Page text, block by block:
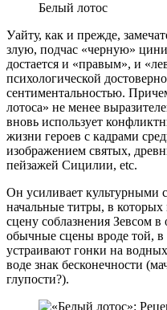
Белый лотос
Уайту, как и прежде,
злую, подчас «черную»
достается и «правым», и
психологической
сентиментальностью.
лотоса» не менее
вновь использует
жизни героев с кадрами
изображением святых,
пейзажей Сицилии, etc.
Он усиливает культурными
начальные титры, в
сцену соблазнения Зевсом
обычные сцены вроде той,
устраивают гонки на
воде знак бесконечности
глупости?).